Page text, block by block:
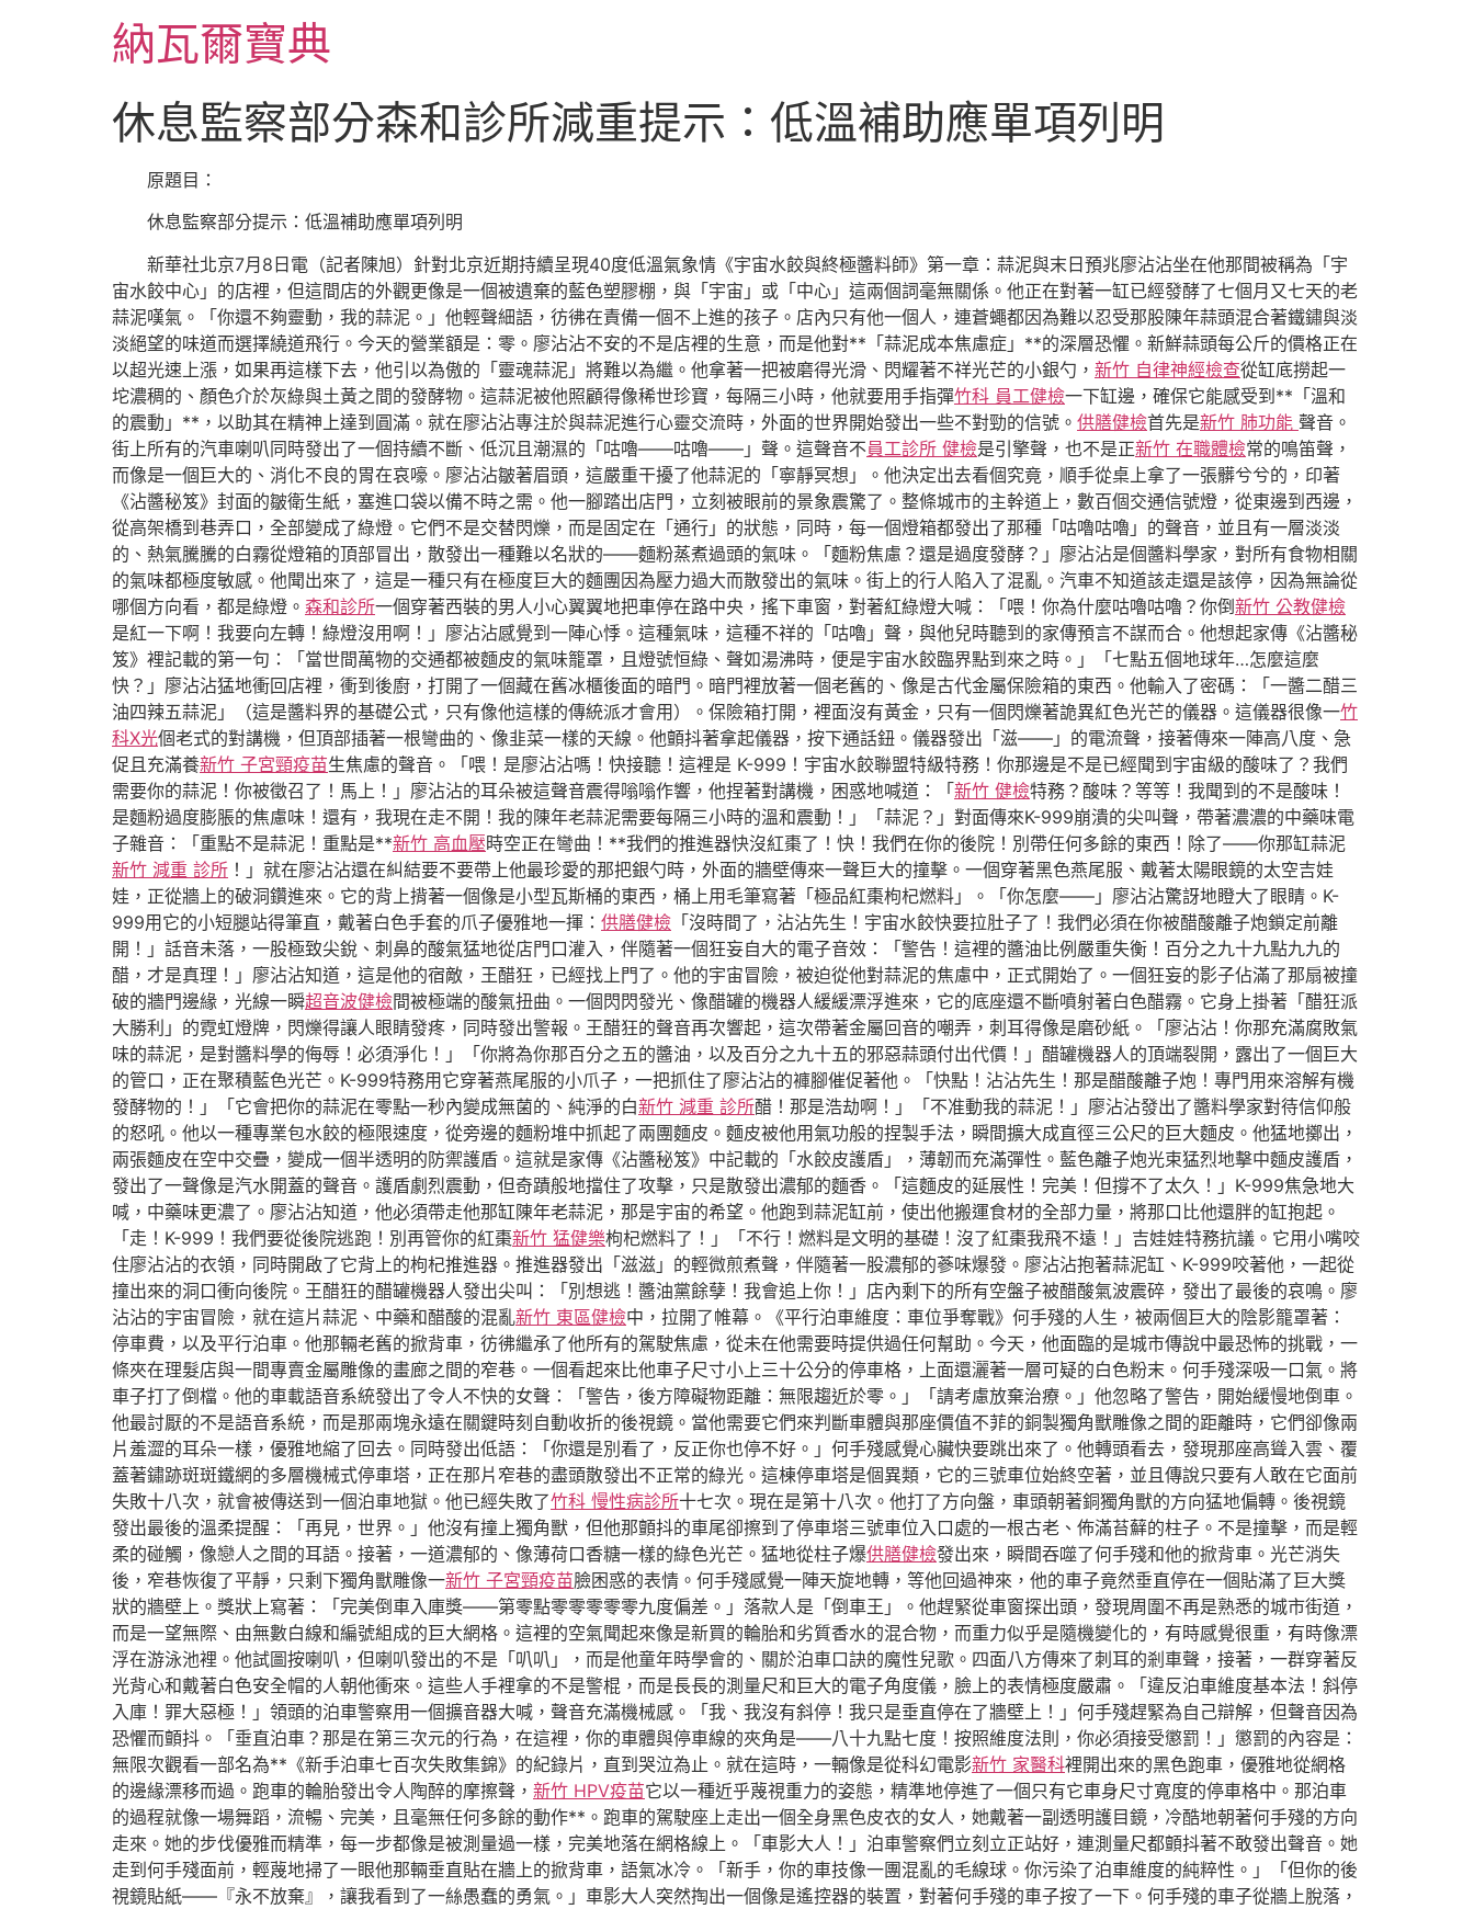
納瓦爾寶典
休息監察部分森和診所減重提示：低溫補助應單項列明
原題目：
休息監察部分提示：低溫補助應單項列明
新華社北京7月8日電（記者陳旭）針對北京近期持續呈現40度低溫氣象情《宇宙水餃與終極醬料師》第一章：蒜泥與末日預兆廖沾沾坐在他那間被稱為「宇
宙水餃中心」的店裡，但這間店的外觀更像是一個被遺棄的藍色塑膠棚，與「宇宙」或「中心」這兩個詞毫無關係。他正在對著一缸已經發酵了七個月又七天的老
蒜泥嘆氣。「你還不夠靈動，我的蒜泥。」他輕聲細語，彷彿在責備一個不上進的孩子。店內只有他一個人，連蒼蠅都因為難以忍受那股陳年蒜頭混合著鐵鏽與淡
淡絕望的味道而選擇繞道飛行。今天的營業額是：零。廖沾沾不安的不是店裡的生意，而是他對**「蒜泥成本焦慮症」**的深層恐懼。新鮮蒜頭每公斤的價格正在
以超光速上漲，如果再這樣下去，他引以為傲的「靈魂蒜泥」將難以為繼。他拿著一把被磨得光滑、閃耀著不祥光芒的小銀勺， 新竹 自律神經檢查從缸底撈起一
坨濃稠的、顏色介於灰綠與土黃之間的發酵物。這蒜泥被他照顧得像稀世珍寶，每隔三小時，他就要用手指彈竹科 員工健檢一下缸邊，確保它能感受到**「溫和
的震動」**，以助其在精神上達到圓滿。就在廖沾沾專注於與蒜泥進行心靈交流時，外面的世界開始發出一些不對勁的信號。 供膳健檢首先是新竹 肺功能 聲音。
街上所有的汽車喇叭同時發出了一個持續不斷、低沉且潮濕的「咕嚕——咕嚕——」聲。這聲音不員工診所 健檢是引擎聲，也不是正新竹 在職體檢常的鳴笛聲，
而像是一個巨大的、消化不良的胃在哀嚎。廖沾沾皺著眉頭，這嚴重干擾了他蒜泥的「寧靜冥想」。他決定出去看個究竟，順手從桌上拿了一張髒兮兮的，印著
《沾醬秘笈》封面的皺衛生紙，塞進口袋以備不時之需。他一腳踏出店門，立刻被眼前的景象震驚了。整條城市的主幹道上，數百個交通信號燈，從東邊到西邊，
從高架橋到巷弄口，全部變成了綠燈。它們不是交替閃爍，而是固定在「通行」的狀態，同時，每一個燈箱都發出了那種「咕嚕咕嚕」的聲音，並且有一層淡淡
的、熱氣騰騰的白霧從燈箱的頂部冒出，散發出一種難以名狀的——麵粉蒸煮過頭的氣味。「麵粉焦慮？還是過度發酵？」廖沾沾是個醬料學家，對所有食物相關
的氣味都極度敏感。他聞出來了，這是一種只有在極度巨大的麵團因為壓力過大而散發出的氣味。街上的行人陷入了混亂。汽車不知道該走還是該停，因為無論從
哪個方向看，都是綠燈。 森和診所一個穿著西裝的男人小心翼翼地把車停在路中央，搖下車窗，對著紅綠燈大喊：「喂！你為什麼咕嚕咕嚕？你倒新竹 公教健檢
是紅一下啊！我要向左轉！綠燈沒用啊！」廖沾沾感覺到一陣心悸。這種氣味，這種不祥的「咕嚕」聲，與他兒時聽到的家傳預言不謀而合。他想起家傳《沾醬秘
笈》裡記載的第一句：「當世間萬物的交通都被麵皮的氣味籠罩，且燈號恒綠、聲如湯沸時，便是宇宙水餃臨界點到來之時。」「七點五個地球年…怎麼這麼
快？」廖沾沾猛地衝回店裡，衝到後廚，打開了一個藏在舊冰櫃後面的暗門。暗門裡放著一個老舊的、像是古代金屬保險箱的東西。他輸入了密碼：「一醬二醋三
油四辣五蒜泥」（這是醬料界的基礎公式，只有像他這樣的傳統派才會用）。保險箱打開，裡面沒有黃金，只有一個閃爍著詭異紅色光芒的儀器。這儀器很像一竹
科X光個老式的對講機，但頂部插著一根彎曲的、像韭菜一樣的天線。他顫抖著拿起儀器，按下通話鈕。儀器發出「滋——」的電流聲，接著傳來一陣高八度、急
促且充滿養新竹 子宮頸疫苗生焦慮的聲音。「喂！是廖沾沾嗎！快接聽！這裡是 K-999！宇宙水餃聯盟特級特務！你那邊是不是已經聞到宇宙級的酸味了？我們
需要你的蒜泥！你被徵召了！馬上！」廖沾沾的耳朵被這聲音震得嗡嗡作響，他捏著對講機，困惑地喊道：「新竹 健檢特務？酸味？等等！我聞到的不是酸味！
是麵粉過度膨脹的焦慮味！還有，我現在走不開！我的陳年老蒜泥需要每隔三小時的溫和震動！」「蒜泥？」對面傳來K-999崩潰的尖叫聲，帶著濃濃的中藥味電
子雜音：「重點不是蒜泥！重點是**新竹 高血壓時空正在彎曲！**我們的推進器快沒紅棗了！快！我們在你的後院！別帶任何多餘的東西！除了——你那缸蒜泥
新竹 減重 診所 ！」就在廖沾沾還在糾結要不要帶上他最珍愛的那把銀勺時，外面的牆壁傳來一聲巨大的撞擊。一個穿著黑色燕尾服、戴著太陽眼鏡的太空吉娃
娃，正從牆上的破洞鑽進來。它的背上揹著一個像是小型瓦斯桶的東西，桶上用毛筆寫著「極品紅棗枸杞燃料」。「你怎麼——」廖沾沾驚訝地瞪大了眼睛。K-
999用它的小短腿站得筆直，戴著白色手套的爪子優雅地一揮： 供膳健檢 「沒時間了，沾沾先生！宇宙水餃快要拉肚子了！我們必須在你被醋酸離子炮鎖定前離
開！」話音未落，一股極致尖銳、刺鼻的酸氣猛地從店門口灌入，伴隨著一個狂妄自大的電子音效：「警告！這裡的醬油比例嚴重失衡！百分之九十九點九九的
醋，才是真理！」廖沾沾知道，這是他的宿敵，王醋狂，已經找上門了。他的宇宙冒險，被迫從他對蒜泥的焦慮中，正式開始了。一個狂妄的影子佔滿了那扇被撞
破的牆門邊緣，光線一瞬超音波健檢間被極端的酸氣扭曲。一個閃閃發光、像醋罐的機器人緩緩漂浮進來，它的底座還不斷噴射著白色醋霧。它身上掛著「醋狂派
大勝利」的霓虹燈牌，閃爍得讓人眼睛發疼，同時發出警報。王醋狂的聲音再次響起，這次帶著金屬回音的嘲弄，刺耳得像是磨砂紙。「廖沾沾！你那充滿腐敗氣
味的蒜泥，是對醬料學的侮辱！必須淨化！」「你將為你那百分之五的醬油，以及百分之九十五的邪惡蒜頭付出代價！」醋罐機器人的頂端裂開，露出了一個巨大
的管口，正在聚積藍色光芒。K-999特務用它穿著燕尾服的小爪子，一把抓住了廖沾沾的褲腳催促著他。「快點！沾沾先生！那是醋酸離子炮！專門用來溶解有機
發酵物的！」「它會把你的蒜泥在零點一秒內變成無菌的、純淨的白新竹 減重 診所醋！那是浩劫啊！」「不准動我的蒜泥！」廖沾沾發出了醬料學家對待信仰般
的怒吼。他以一種專業包水餃的極限速度，從旁邊的麵粉堆中抓起了兩團麵皮。麵皮被他用氣功般的捏製手法，瞬間擴大成直徑三公尺的巨大麵皮。他猛地擲出，
兩張麵皮在空中交疊，變成一個半透明的防禦護盾。這就是家傳《沾醬秘笈》中記載的「水餃皮護盾」，薄韌而充滿彈性。藍色離子炮光束猛烈地擊中麵皮護盾，
發出了一聲像是汽水開蓋的聲音。護盾劇烈震動，但奇蹟般地擋住了攻擊，只是散發出濃郁的麵香。「這麵皮的延展性！完美！但撐不了太久！」K-999焦急地大
喊，中藥味更濃了。廖沾沾知道，他必須帶走他那缸陳年老蒜泥，那是宇宙的希望。他跑到蒜泥缸前，使出他搬運食材的全部力量，將那口比他還胖的缸抱起。
「走！K-999！我們要從後院逃跑！別再管你的紅棗新竹 猛健樂枸杞燃料了！」「不行！燃料是文明的基礎！沒了紅棗我飛不遠！」吉娃娃特務抗議。它用小嘴咬
住廖沾沾的衣領，同時開啟了它背上的枸杞推進器。推進器發出「滋滋」的輕微煎煮聲，伴隨著一股濃郁的蔘味爆發。廖沾沾抱著蒜泥缸、K-999咬著他，一起從
撞出來的洞口衝向後院。王醋狂的醋罐機器人發出尖叫：「別想逃！醬油黨餘孽！我會追上你！」店內剩下的所有空盤子被醋酸氣波震碎，發出了最後的哀鳴。廖
沾沾的宇宙冒險，就在這片蒜泥、中藥和醋酸的混亂新竹 東區健檢中，拉開了帷幕。《平行泊車維度：車位爭奪戰》何手殘的人生，被兩個巨大的陰影籠罩著：
停車費，以及平行泊車。他那輛老舊的掀背車，彷彿繼承了他所有的駕駛焦慮，從未在他需要時提供過任何幫助。今天，他面臨的是城市傳說中最恐怖的挑戰，一
條夾在理髮店與一間專賣金屬雕像的畫廊之間的窄巷。一個看起來比他車子尺寸小上三十公分的停車格，上面還灑著一層可疑的白色粉末。何手殘深吸一口氣。將
車子打了倒檔。他的車載語音系統發出了令人不快的女聲：「警告，後方障礙物距離：無限趨近於零。」「請考慮放棄治療。」他忽略了警告，開始緩慢地倒車。
他最討厭的不是語音系統，而是那兩塊永遠在關鍵時刻自動收折的後視鏡。當他需要它們來判斷車體與那座價值不菲的銅製獨角獸雕像之間的距離時，它們卻像兩
片羞澀的耳朵一樣，優雅地縮了回去。同時發出低語：「你還是別看了，反正你也停不好。」何手殘感覺心臟快要跳出來了。他轉頭看去，發現那座高聳入雲、覆
蓋著鏽跡斑斑鐵網的多層機械式停車塔，正在那片窄巷的盡頭散發出不正常的綠光。這棟停車塔是個異類，它的三號車位始終空著，並且傳說只要有人敢在它面前
失敗十八次，就會被傳送到一個泊車地獄。他已經失敗了竹科 慢性病診所十七次。現在是第十八次。他打了方向盤，車頭朝著銅獨角獸的方向猛地偏轉。後視鏡
發出最後的溫柔提醒：「再見，世界。」他沒有撞上獨角獸，但他那顫抖的車尾卻擦到了停車塔三號車位入口處的一根古老、佈滿苔蘚的柱子。不是撞擊，而是輕
柔的碰觸，像戀人之間的耳語。接著，一道濃郁的、像薄荷口香糖一樣的綠色光芒。猛地從柱子爆供膳健檢發出來，瞬間吞噬了何手殘和他的掀背車。光芒消失
後，窄巷恢復了平靜，只剩下獨角獸雕像一新竹 子宮頸疫苗臉困惑的表情。何手殘感覺一陣天旋地轉，等他回過神來，他的車子竟然垂直停在一個貼滿了巨大獎
狀的牆壁上。獎狀上寫著：「完美倒車入庫獎——第零點零零零零零九度偏差。」落款人是「倒車王」。他趕緊從車窗探出頭，發現周圍不再是熟悉的城市街道，
而是一望無際、由無數白線和編號組成的巨大網格。這裡的空氣聞起來像是新買的輪胎和劣質香水的混合物，而重力似乎是隨機變化的，有時感覺很重，有時像漂
浮在游泳池裡。他試圖按喇叭，但喇叭發出的不是「叭叭」，而是他童年時學會的、關於泊車口訣的魔性兒歌。四面八方傳來了刺耳的剎車聲，接著，一群穿著反
光背心和戴著白色安全帽的人朝他衝來。這些人手裡拿的不是警棍，而是長長的測量尺和巨大的電子角度儀，臉上的表情極度嚴肅。「違反泊車維度基本法！斜停
入庫！罪大惡極！」領頭的泊車警察用一個擴音器大喊，聲音充滿機械感。「我、我沒有斜停！我只是垂直停在了牆壁上！」何手殘趕緊為自己辯解，但聲音因為
恐懼而顫抖。「垂直泊車？那是在第三次元的行為，在這裡，你的車體與停車線的夾角是——八十九點七度！按照維度法則，你必須接受懲罰！」懲罰的內容是：
無限次觀看一部名為**《新手泊車七百次失敗集錦》的紀錄片，直到哭泣為止。就在這時，一輛像是從科幻電影新竹 家醫科裡開出來的黑色跑車，優雅地從網格
的邊緣漂移而過。跑車的輪胎發出令人陶醉的摩擦聲， 新竹 HPV疫苗它以一種近乎蔑視重力的姿態，精準地停進了一個只有它車身尺寸寬度的停車格中。那泊車
的過程就像一場舞蹈，流暢、完美，且毫無任何多餘的動作**。跑車的駕駛座上走出一個全身黑色皮衣的女人，她戴著一副透明護目鏡，冷酷地朝著何手殘的方向
走來。她的步伐優雅而精準，每一步都像是被測量過一樣，完美地落在網格線上。「車影大人！」泊車警察們立刻立正站好，連測量尺都顫抖著不敢發出聲音。她
走到何手殘面前，輕蔑地掃了一眼他那輛垂直貼在牆上的掀背車，語氣冰冷。「新手，你的車技像一團混亂的毛線球。你污染了泊車維度的純粹性。」「但你的後
視鏡貼紙——『永不放棄』，讓我看到了一絲愚蠢的勇氣。」車影大人突然掏出一個像是遙控器的裝置，對著何手殘的車子按了一下。何手殘的車子從牆上脫落，